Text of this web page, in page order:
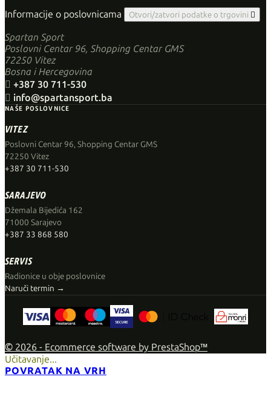
Informacije o poslovnicama
Otvori/zatvori podatke o trgovini 
Spartan Sport
Poslovni Centar 96, Shopping Centar GMS
72250 Vitez
Bosna i Hercegovina
 +387 30 711-530
 info@spartansport.ba
NAŠE POSLOVNICE
VITEZ
Poslovni Centar 96, Shopping Centar GMS
72250 Vitez
+387 30 711-530
SARAJEVO
Džemala Bijedića 162
71000 Sarajevo
+387 33 868 580
SERVIS
Radionice u obje poslovnice
Naruči termin →
© 2026 - Ecommerce software by PrestaShop™
Učitavanje...
POVRATAK NA VRH